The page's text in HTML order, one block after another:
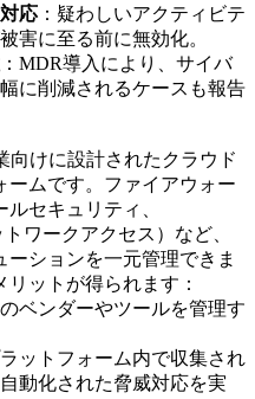
応 ：疑わしいアクティビテ
害に至る前に無効化。
：MDR導入により、サイバ
に削減されるケースも報告
向けに設計されたクラウド
ームです。ファイアウォー
セキュリティ、
ワークアクセス）など、
ションを一元管理できま
ットが得られます：
のベンダーやツールを管理す
ラットフォーム内で収集され
動化された脅威対応を実